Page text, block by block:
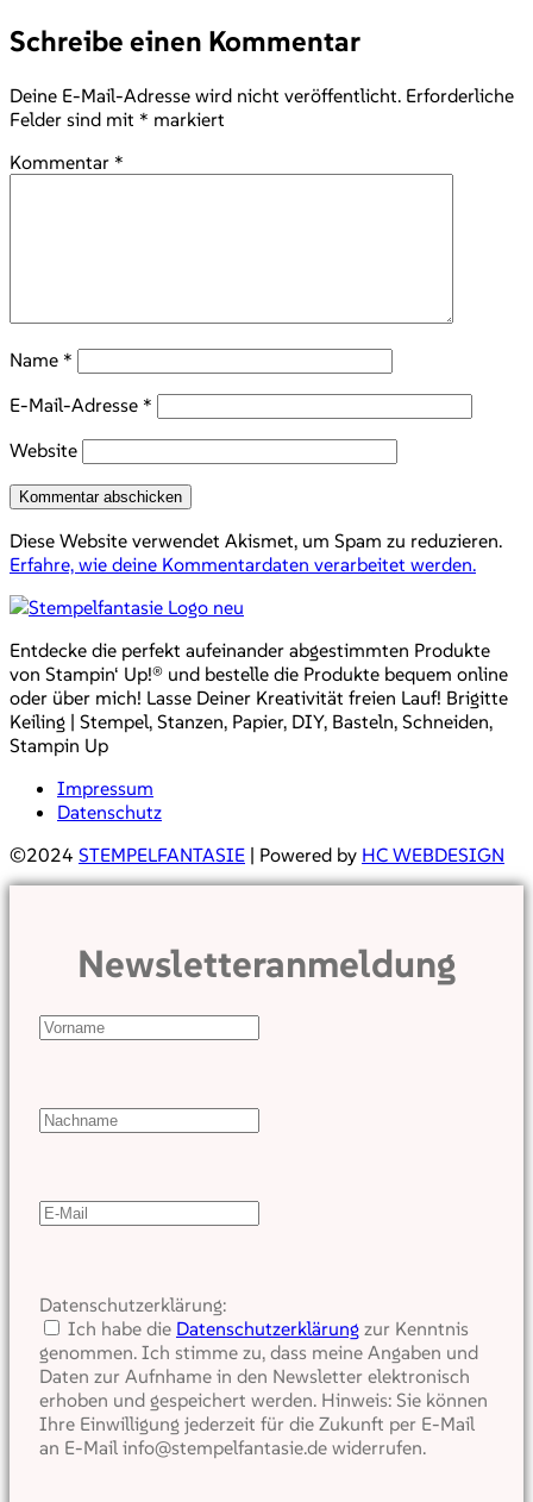
Schreibe einen Kommentar
Deine E-Mail-Adresse wird nicht veröffentlicht. Erforderliche
Felder sind mit * markiert
Kommentar *
Name *
E-Mail-Adresse *
Website
Diese Website verwendet Akismet, um Spam zu reduzieren.
Erfahre, wie deine Kommentardaten verarbeitet werden.
Entdecke die perfekt aufeinander abgestimmten Produkte
von Stampin‘ Up!® und bestelle die Produkte bequem online
oder über mich! Lasse Deiner Kreativität freien Lauf! Brigitte
Keiling | Stempel, Stanzen, Papier, DIY, Basteln, Schneiden,
Stampin Up
Impressum
Datenschutz
©2024 STEMPELFANTASIE | Powered by HC WEBDESIGN
Newsletteranmeldung
Datenschutzerklärung:
Ich habe die Datenschutzerklärung zur Kenntnis
genommen. Ich stimme zu, dass meine Angaben und
Daten zur Aufnhame in den Newsletter elektronisch
erhoben und gespeichert werden. Hinweis: Sie können
Ihre Einwilligung jederzeit für die Zukunft per E-Mail
an E-Mail info@stempelfantasie.de widerrufen.